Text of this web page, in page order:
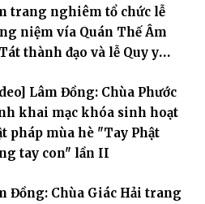
trang nghiêm tổ chức lễ
niệm vía Quán Thế Âm
thành đạo và lễ Quy y
Lâm Đồng: Chùa Phước
khai mạc khóa sinh hoạt
pháp mùa hè "Tay Phật
tay con" lần II
Đồng: Chùa Giác Hải trang